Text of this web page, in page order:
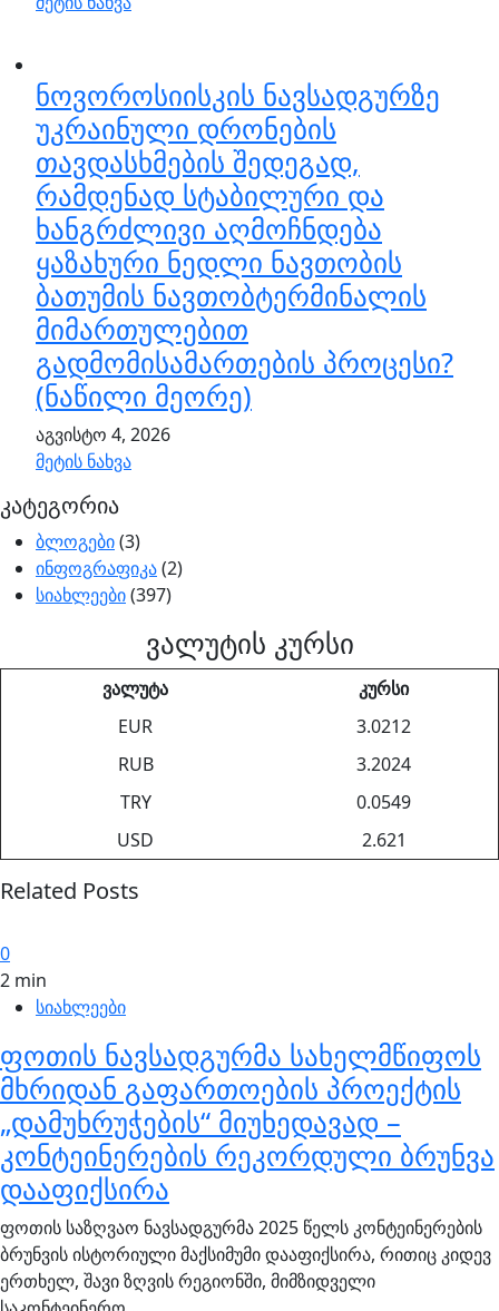
ნოვოროსიისკის ნავსადგურზე
უკრაინული დრონების
თავდასხმების შედეგად,
რამდენად სტაბილური და
ხანგრძლივი აღმოჩნდება
ყაზახური ნედლი ნავთობის
ბათუმის ნავთობტერმინალის
მიმართულებით
გადმომისამართების პროცესი?
(ნაწილი მეორე)
აგვისტო 4, 2026
მეტის ნახვა
კატეგორია
ბლოგები(3)
ინფოგრაფიკა(2)
სიახლეები(397)
ვალუტის კურსი
ვალუტა
კურსი
EUR
3.0212
RUB
3.2024
TRY
0.0549
USD
2.621
Related Posts
0
2 min
სიახლეები
ფოთის ნავსადგურმა სახელმწიფოს
მხრიდან გაფართოების პროექტის
„დამუხრუჭების“ მიუხედავად –
კონტეინერების რეკორდული ბრუნვა
დააფიქსირა
ფოთის საზღვაო ნავსადგურმა 2025 წელს კონტეინერების
ბრუნვის ისტორიული მაქსიმუმი დააფიქსირა, რითიც კიდევ
ერთხელ, შავი ზღვის რეგიონში, მიმზიდველი